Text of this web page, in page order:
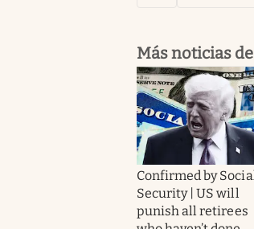
Más noticias de
Confirmed by
Security | US will
punish all retirees